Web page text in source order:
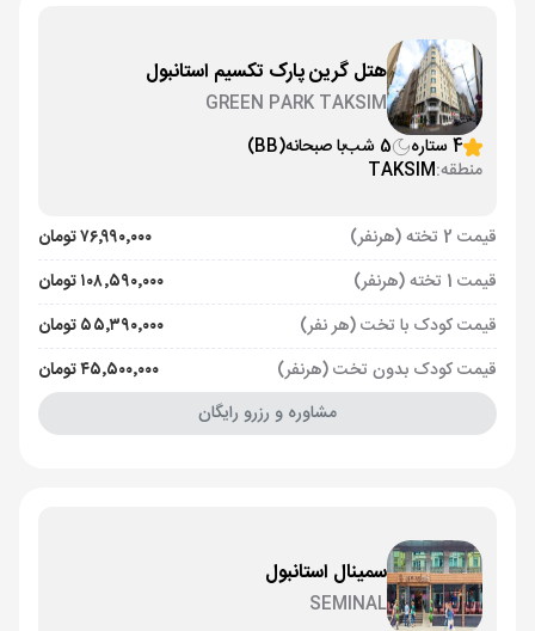
هتل گرین پارک تکسیم استانبول
GREEN PARK TAKSIM
4 ستاره
5 شب با صبحانه(BB)
منطقه:TAKSIM
قیمت 2 تخته (هرنفر)
۷۶٬۹۹۰٬۰۰۰ تومان
قیمت 1 تخته (هرنفر)
۱۰۸٬۵۹۰٬۰۰۰ تومان
قیمت کودک با تخت (هر نفر)
۵۵٬۳۹۰٬۰۰۰ تومان
قیمت کودک بدون تخت (هرنفر)
۴۵٬۵۰۰٬۰۰۰ تومان
مشاوره و رزرو رایگان
سمینال استانبول
SEMINAL